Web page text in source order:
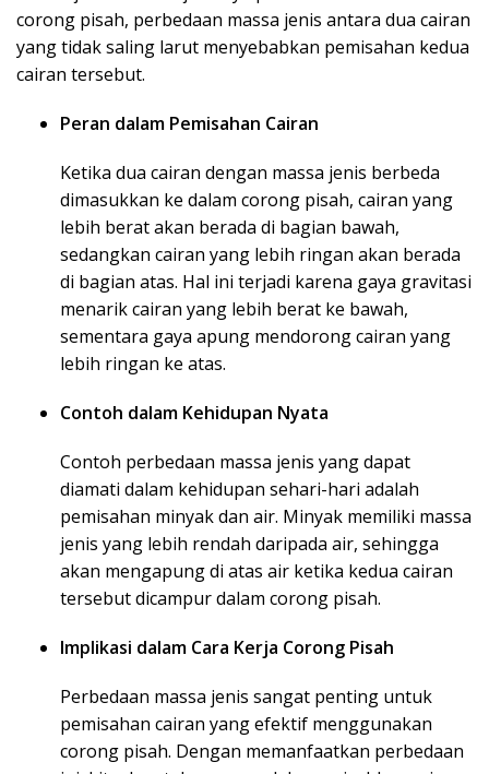
corong pisah, perbedaan massa jenis antara dua cairan
yang tidak saling larut menyebabkan pemisahan kedua
cairan tersebut.
Peran dalam Pemisahan Cairan
Ketika dua cairan dengan massa jenis berbeda
dimasukkan ke dalam corong pisah, cairan yang
lebih berat akan berada di bagian bawah,
sedangkan cairan yang lebih ringan akan berada
di bagian atas. Hal ini terjadi karena gaya gravitasi
menarik cairan yang lebih berat ke bawah,
sementara gaya apung mendorong cairan yang
lebih ringan ke atas.
Contoh dalam Kehidupan Nyata
Contoh perbedaan massa jenis yang dapat
diamati dalam kehidupan sehari-hari adalah
pemisahan minyak dan air. Minyak memiliki massa
jenis yang lebih rendah daripada air, sehingga
akan mengapung di atas air ketika kedua cairan
tersebut dicampur dalam corong pisah.
Implikasi dalam Cara Kerja Corong Pisah
Perbedaan massa jenis sangat penting untuk
pemisahan cairan yang efektif menggunakan
corong pisah. Dengan memanfaatkan perbedaan